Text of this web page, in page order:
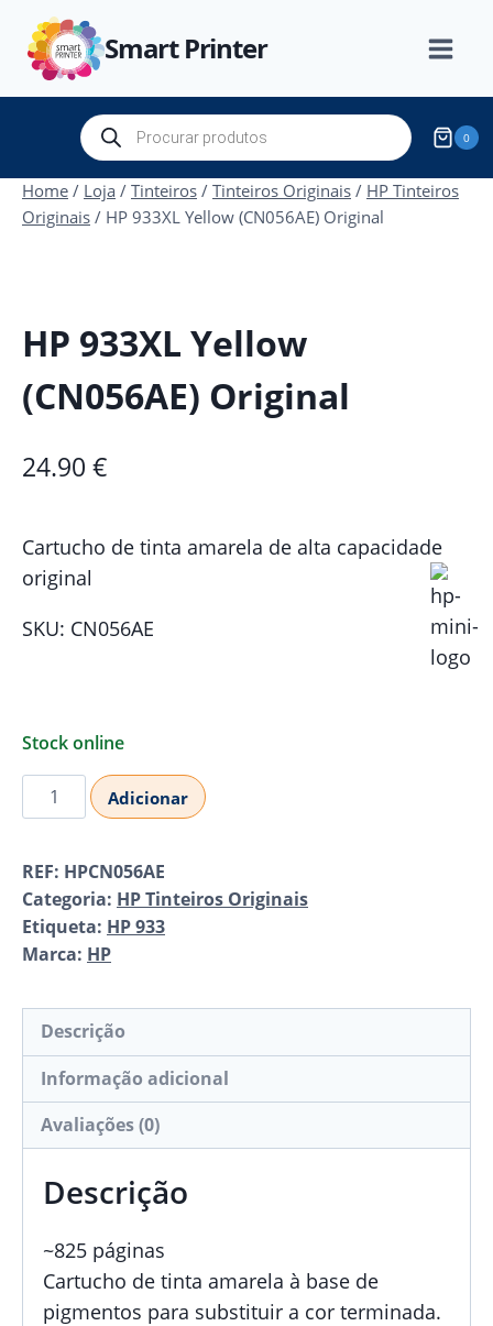
content
Smart Printer
Products
search 0
Home / Loja / Tinteiros / Tinteiros Originais / HP Tinteiros
Originais / HP 933XL Yellow (CN056AE) Original
HP 933XL Yellow
(CN056AE) Original
24.90 €
Cartucho de tinta amarela de alta capacidade
original
SKU: CN056AE
Stock online
Quantidade
de
933XL
Yellow
(CN056AE)
Adicionar
REF: HPCN056AE
Categoria: HP Tinteiros Originais
Etiqueta: HP 933
Marca: HP
Descrição
Informação adicional
Avaliações (0)
Descrição
~825 páginas
Cartucho de tinta amarela à base de
pigmentos para substituir a cor terminada.